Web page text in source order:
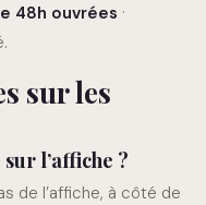
48h ouvrées ·
sur les
l’affiche ?
de l’affiche, à côté de